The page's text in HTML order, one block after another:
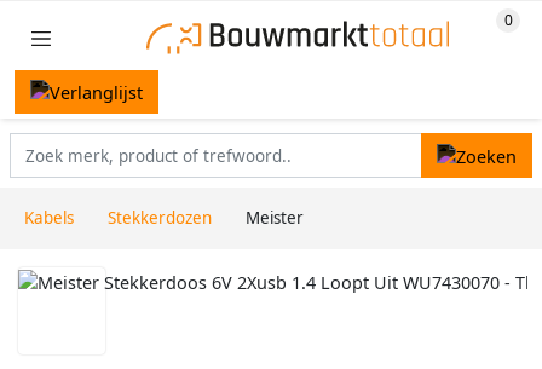
Kabels Stekkerdozen Meister